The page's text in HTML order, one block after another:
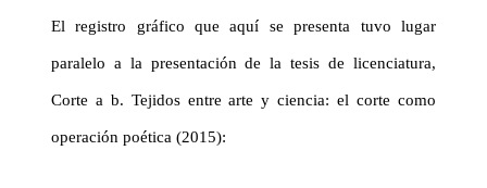
El registro gráfico que aquí se presenta tuvo lugar
paralelo a la presentación de la tesis de licenciatura,
Corte a b. Tejidos entre arte y ciencia: el corte como
operación poética (2015):